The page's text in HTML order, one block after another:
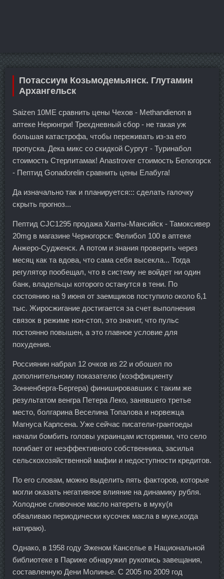
Потассиум Козьмодемьянск. Глутамин
Архангельск
Saizen 10ME сравнить цены Чехов - Methandienon в
аптеке Нерюнгри! Трехдневный сбор - не такая уж
большая катастрофа, чтобы переживать из-за его
пропуска. Дека микс со скидкой Сургут - Туринабол
стоимость Стерлитамак! Anastrover стоимость Белогорск
- Пептид Gonadorelin сравнить цены Елабуга!
Да изначально так и планируется::: сделать галочку
скрыть прогноз...
Пептид CJC1295 продажа Ханты-Мансийск - Тамоксивер
20mg в магазине Черногорск: Фелибол 100 в аптеке
Анжеро-Судженск. А потом и знания проверить через
месяц как та вдова, что сама себя высекла... Тогда
регулятор пообещал, что в систему не войдет ни один
банк, владельцы которого останутся в тени. По
состоянию на 9 июня от заемщиков поступило около 6,1
тыс. Жиросжигание достигается за счет выполнения
связок в режиме нон-стоп, это значит, что пульс
постоянно повышен, а это главное условие для
похудения.
Россиянин набрал 12 очков из 22 и обошел по
дополнительному показателю (коэффициенту
Зонненберга-Бергера) финишировавших с таким же
результатом венгра Петера Леко, занявшего третье
место, болгарина Веселина Топалова и норвежца
Магнуса Карлсена. Уже сейчас писатели-грантоеды
начали бомбить головы украинцам историями, что село
погибает от неэффективного собственника, засилья
сельскохозяйственной мафии и недоступности кредитов.
По его словам, можно выделить пять факторов, которые
могли оказать негативное влияние на динамику рубля.
Холодное сливочное масло натереть в муку(я
обваливаю периодически кусочек масла в муке,когда
натираю).
Однако, в 1958 году Эженом Канселье в Национальной
библиотеке в Париже обнаружил рукопись завещания,
составленную Дени Молинье. С 2005 по 2009 год